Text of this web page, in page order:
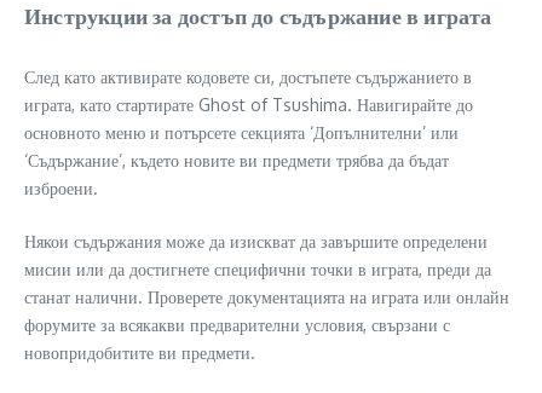
Инструкции за достъп до съдържание в играта
След като активирате кодовете си, достъпете съдържанието в
играта, като стартирате Ghost of Tsushima. Навигирайте до
основното меню и потърсете секцията ‘Допълнителни’ или
‘Съдържание’, където новите ви предмети трябва да бъдат
изброени.
Някои съдържания може да изискват да завършите определени
мисии или да достигнете специфични точки в играта, преди да
станат налични. Проверете документацията на играта или онлайн
форумите за всякакви предварителни условия, свързани с
новопридобитите ви предмети.